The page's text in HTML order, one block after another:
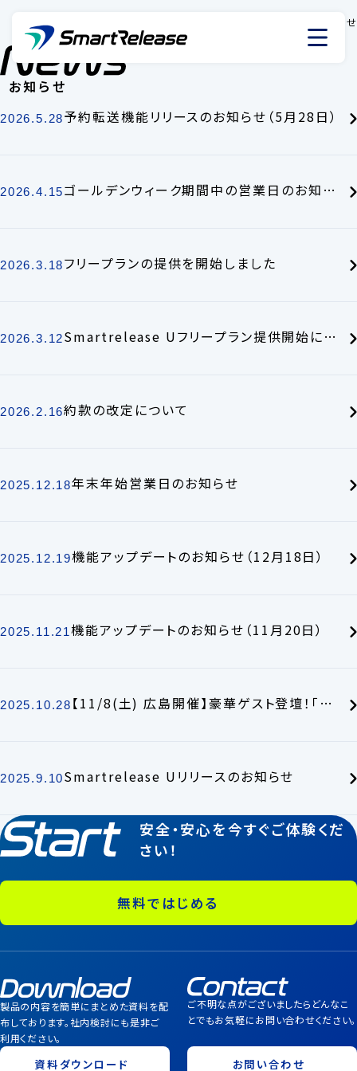
お知らせ
お知らせ
2026.5.28予約転送機能リリースのお知らせ（5月28日）
2026.4.15 ゴールデンウィーク期間中の営業日のお知らせ
2026.3.18フリープランの提供を開始しました
2026.3.12 Smartrelease Uフリープラン提供開始について
2026.2.16約款の改定について
2025.12.18年末年始営業日のお知らせ
2025.12.19機能アップデートのお知らせ（12月18日）
2025.11.21機能アップデートのお知らせ（11月20日）
2025.10.28 【11/8(土) 広島開催】豪華ゲスト登壇！「Simplify Your Creation」開催のお知らせ
2025.9.10Smartrelease Uリリースのお知らせ
安全・安心を今すぐご体験くだ
さい！
無料ではじめる
製品の内容を簡単にまとめた資料を配
布しております。社内検討にも是非ご
利用ください。
資料ダウンロード
ご不明な点がございましたらどんなこ
とでもお気軽にお問い合わせください。
お問い合わせ